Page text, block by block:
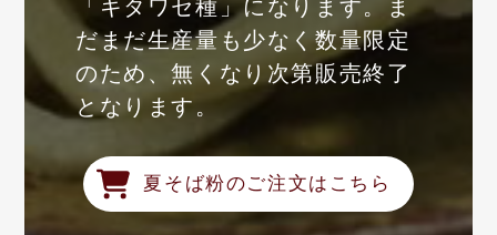
「キタワセ種」になります。ま
だまだ生産量も少なく数量限定
のため、無くなり次第販売終了
となります。
夏そば粉のご注文はこちら